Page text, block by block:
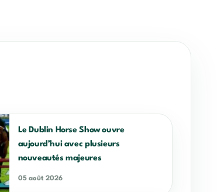
Le Dublin Horse Show ouvre
aujourd’hui avec plusieurs
nouveautés majeures
05 août 2026